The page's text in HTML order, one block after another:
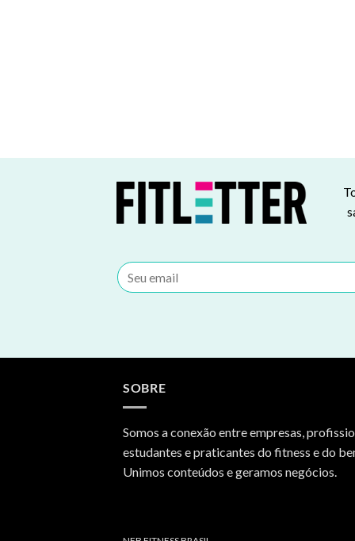
SOBRE
Somos a conexão entre empresas,
estudantes e praticantes do fitness e do
Unimos conteúdos e geramos negócios.